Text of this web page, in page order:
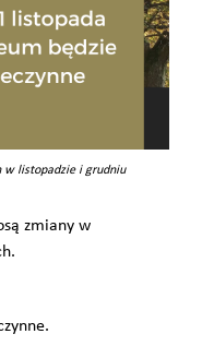
w listopadzie i grudniu
zmiany w